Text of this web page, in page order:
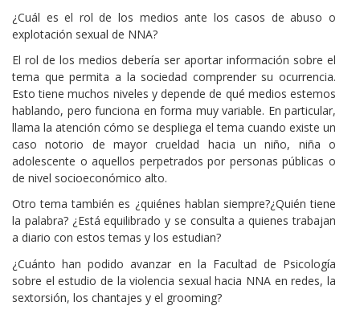
¿Cuál es el rol de los medios ante los casos de abuso o
explotación sexual de NNA?
El rol de los medios debería ser aportar información sobre el
tema que permita a la sociedad comprender su ocurrencia.
Esto tiene muchos niveles y depende de qué medios estemos
hablando, pero funciona en forma muy variable. En particular,
llama la atención cómo se despliega el tema cuando existe un
caso notorio de mayor crueldad hacia un niño, niña o
adolescente o aquellos perpetrados por personas públicas o
de nivel socioeconómico alto.
Otro tema también es ¿quiénes hablan siempre?¿Quién tiene
la palabra? ¿Está equilibrado y se consulta a quienes trabajan
a diario con estos temas y los estudian?
¿Cuánto han podido avanzar en la Facultad de Psicología
sobre el estudio de la violencia sexual hacia NNA en redes, la
sextorsión, los chantajes y el grooming?